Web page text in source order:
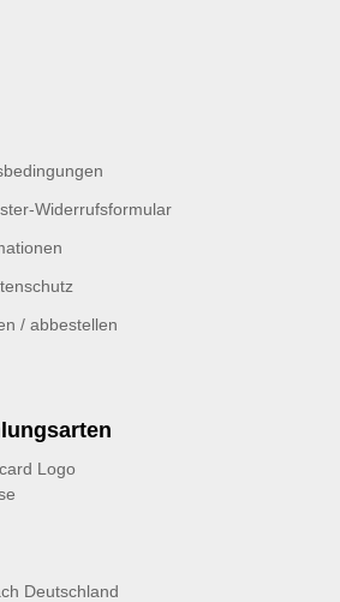
Widerrufsformular
/ abbestellen
Deutschland